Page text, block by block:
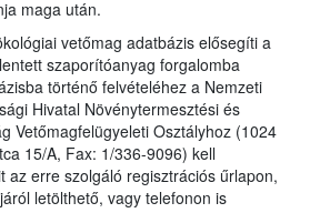
maga után.
vetőmag adatbázis elősegíti a
szaporítóanyag forgalomba
történő felvételéhez a Nemzeti
Hivatal Növénytermesztési és
Vetőmagfelügyeleti Osztályhoz (1024
15/A, Fax: 1/336-9096) kell
az erre szolgáló regisztrációs űrlapon,
letölthető, vagy telefonon is